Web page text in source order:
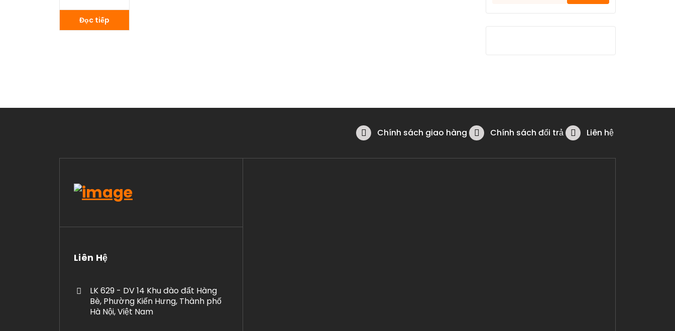
Đọc tiếp
Chính sách giao hàng Chính sách đổi trả Liên hệ
Liên Hệ
LK 629 - DV 14 Khu đào đất Hàng
Bè, Phường Kiến Hưng, Thành phố
Hà Nội, Việt Nam